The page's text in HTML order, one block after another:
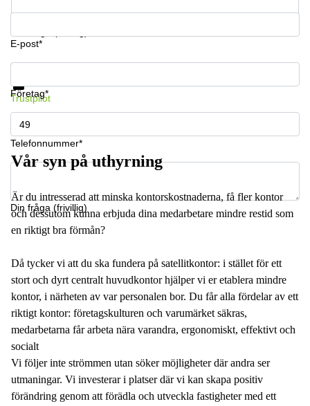
E-post*
Företag*
Telefonnummer*
Din fråga (frivillig)
Få information och pris
Trustpilot
Vår syn på uthyrning
Är du intresserad att minska kontorskostnaderna, få fler kontor
och dessutom kunna erbjuda dina medarbetare mindre restid som
en riktigt bra förmån?
Då tycker vi att du ska fundera på satellitkontor: i stället för ett
stort och dyrt centralt huvudkontor hjälper vi er etablera mindre
kontor, i närheten av var personalen bor. Du får alla fördelar av ett
riktigt kontor: företagskulturen och varumärket säkras,
medarbetarna får arbeta nära varandra, ergonomiskt, effektivt och
socialt
Vi följer inte strömmen utan söker möjligheter där andra ser
utmaningar. Vi investerar i platser där vi kan skapa positiv
förändring genom att förädla och utveckla fastigheter med ett